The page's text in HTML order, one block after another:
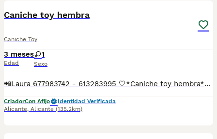
Caniche toy hembra
Caniche Toy
3 meses
Edad
1
Sexo
📲Laura 677983742 - 613283995 🤍*Caniche toy hembra*🤍 ¿Buscas un nuevo compañero para tu hogar? ❤️ Tenemos preciosos cachorros listos para encontrar una familia responsable. ✅ Vacunados ✅ Desparasitados ✅ Cartilla sanitaria ✅ Garantías incluidas ✅ Máxima atención y cuidado Se hacen envíos a toda España: Andalucía: Almería, Cádiz, Córdoba, Granada, Huelva, Jaén, Málaga, Sevilla.Aragón: Huesca, Teruel, Zaragoza.Asturias: Oviedo.Baleares: Palma.Canarias: Las Palmas de Gran Canaria, Santa Cruz de Tenerife.Cantabria: Santander.Castilla-La Mancha: Albacete, Ciudad Real, Cuenca, Guadalajara, Toledo.Castilla y León: Ávila, Burgos, León, Palencia, Salamanca, Segovia, Soria, Valladolid, Zamora.Cataluña: Barcelona, Gerona (Girona), Lérida (Lleida), Tarragona.Comunidad Valenciana: Alicante, Castellón de la Plana, Valencia.Extremadura: Badajoz, Cáceres.Galicia: La Coruña (A Coruña), Lugo, Orense (Ourense), Pontevedra.La Rioja: Logroño.Madrid: Madrid.Murcia: Murcia.Navarra: Pamplona.País Vasco: Bilbao (Vizcaya), San Sebastián (Guipúzcoa), Vitoria (Álava). 🐾 Cachorros sanos, sociables y criados con mucho cariño. 📲 ¡Pregunta sin compromiso por disponibilidad, fotos y precios por mensaje privado!
CriadorCon Afijo
Identidad Verificada
Alicante, Alicante (135.2km)